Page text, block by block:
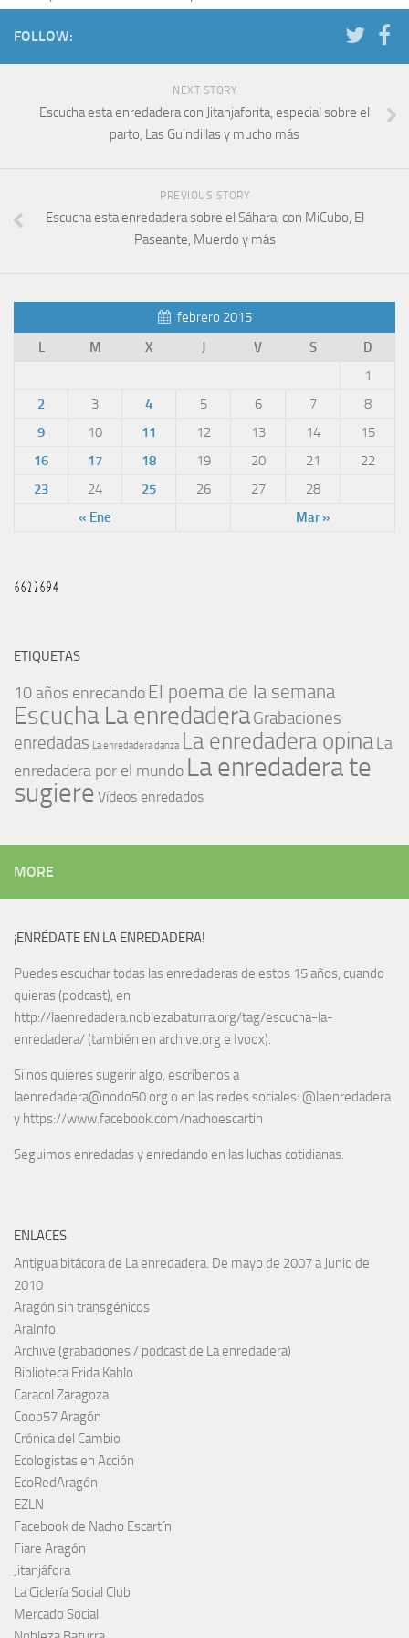
FOLLOW:
NEXT STORY
Escucha esta enredadera con Jitanjaforita, especial sobre el
parto, Las Guindillas y mucho más
PREVIOUS STORY
Escucha esta enredadera sobre el Sáhara, con MiCubo, El
Paseante, Muerdo y más
febrero 2015
L
M X J V S D
« Ene Mar »
1
2
3 4 5 6 7
8
9
10 11 12 13 14
15
16
17 18 19 20 21
22
23
24 25 26 27 28
ETIQUETAS
10 años enredando El poema de la semana
Escucha La enredaderaGrabaciones
enredadas La enredadera danza La enredadera opina La
enredadera por el mundo La enredadera te
sugiere Vídeos enredados
MORE
¡ENRÉDATE EN LA ENREDADERA!
Puedes escuchar todas las enredaderas de estos 15 años, cuando
quieras (podcast), en
http://laenredadera.noblezabaturra.org/tag/escucha-la-
enredadera/ (también en archive.org e Ivoox).
Si nos quieres sugerir algo, escríbenos a
laenredadera@nodo50.org o en las redes sociales: @laenredadera
y https://www.facebook.com/nachoescartin
Seguimos enredadas y enredando en las luchas cotidianas.
ENLACES
Antigua bitácora de La enredadera. De mayo de 2007 a Junio de
2010
Aragón sin transgénicos
AraInfo
Archive (grabaciones / podcast de La enredadera)
Biblioteca Frida Kahlo
Caracol Zaragoza
Coop57 Aragón
Crónica del Cambio
Ecologistas en Acción
EcoRedAragón
EZLN
Facebook de Nacho Escartín
Fiare Aragón
Jitanjáfora
La Ciclería Social Club
Mercado Social